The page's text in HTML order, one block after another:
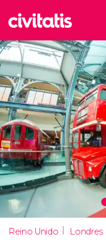
Reino Unido Londres